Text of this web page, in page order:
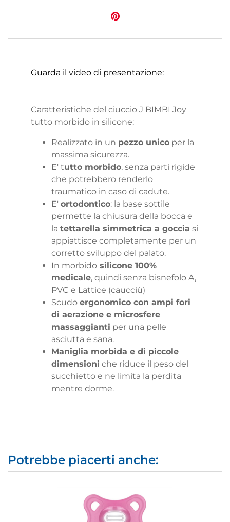
Guarda il video di presentazione:
Caratteristiche del ciuccio J BIMBI Joy
tutto morbido in silicone:
Realizzato in un pezzo unico per la
massima sicurezza.
E' tutto morbido, senza parti rigide
che potrebbero renderlo
traumatico in caso di cadute.
E' ortodontico: la base sottile
permette la chiusura della bocca e
la tettarella simmetrica a goccia si
appiattisce completamente per un
corretto sviluppo del palato.
In morbido silicone 100%
medicale, quindi senza bisnefolo A,
PVC e Lattice (caucciù)
Scudo ergonomico con ampi fori
di aerazione e microsfere
massaggianti per una pelle
asciutta e sana.
Maniglia morbida e di piccole
dimensioni che riduce il peso del
succhietto e ne limita la perdita
mentre dorme.
Potrebbe piacerti anche: